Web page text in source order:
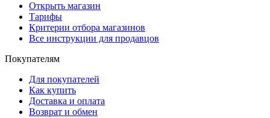
Открыть магазин
Тарифы
Критерии отбора магазинов
Все инструкции для продавцов
Покупателям
Для покупателей
Как купить
Доставка и оплата
Возврат и обмен